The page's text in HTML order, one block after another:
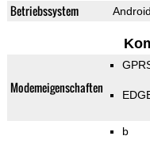
Betriebssystem
Modemeigenschaften
b